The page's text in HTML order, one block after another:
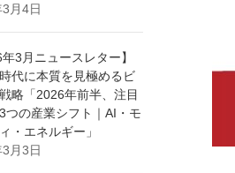
月4日
年3月ニュースレター】
代に本質を見極めるビ
略「2026年前半、注目
つの産業シフト｜AI・モ
・エネルギー」
月3日